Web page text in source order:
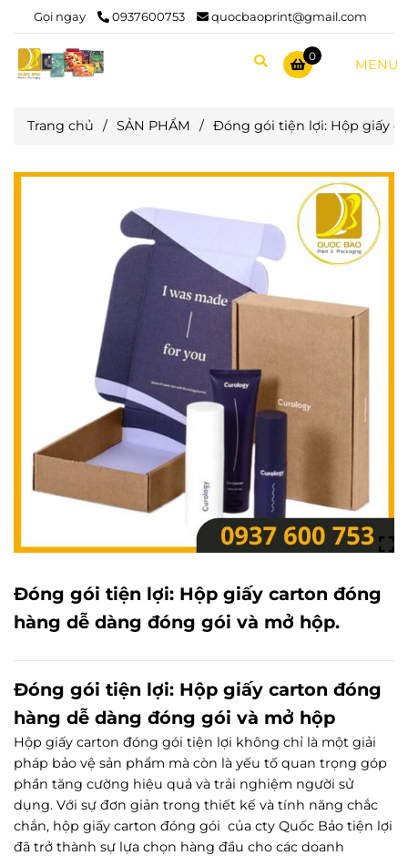
Gọi ngay 0937600753 quocbaoprint@gmail.com
0
MENU
Trang chủ / SẢN PHẨM / Đóng gói tiện lợi: Hộp giấy
Đóng gói tiện lợi: Hộp giấy carton đóng
hàng dễ dàng đóng gói và mở hộp.
Đóng gói tiện lợi: Hộp giấy carton đóng
hàng dễ dàng đóng gói và mở hộp
Hộp giấy carton đóng gói tiện lợi không chỉ là một giải
pháp bảo vệ sản phẩm mà còn là yếu tố quan trọng góp
phần tăng cường hiệu quả và trải nghiệm người sử
dụng. Với sự đơn giản trong thiết kế và tính năng chắc
chắn, hộp giấy carton đóng gói của cty Quốc Bảo tiện lợi
đã trở thành sự lựa chọn hàng đầu cho các doanh